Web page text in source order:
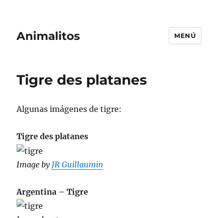
Animalitos MENÚ
Tigre des platanes
Algunas imágenes de tigre:
Tigre des platanes
Image by JR Guillaumin
Argentina – Tigre